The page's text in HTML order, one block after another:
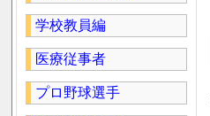
学校教員編
医療従事者
プロ野球選手